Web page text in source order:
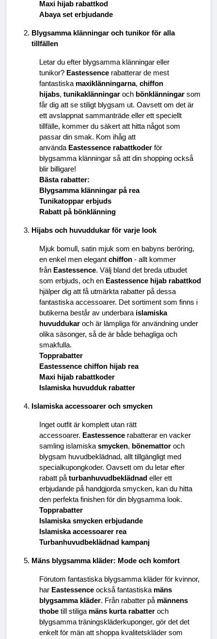
Maxi hijab rabattkod
Abaya set erbjudande
Blygsamma klänningar och tunikor för alla
tillfällen
Letar du efter blygsamma klänningar eller
tunikor? Eastessence rabatterar de mest
fantastiska maxiklänningarna, chiffon
hijabs, tunikaklänningar och bönklänningar som
får dig att se stiligt blygsam ut. Oavsett om det är
ett avslappnat sammanträde eller ett speciellt
tillfälle, kommer du säkert att hitta något som
passar din smak. Kom ihåg att
använda Eastessence rabattkoder för
blygsamma klänningar så att din shopping också
blir billigare!
Bästa rabatter:
Blygsamma klänningar på rea
Tunikatoppar erbjuds
Rabatt på bönklänning
Hijabs och huvuddukar för varje look
Mjuk bomull, satin mjuk som en babyns beröring,
en enkel men elegant chiffon - allt kommer
från Eastessence. Välj bland det breda utbudet
som erbjuds, och en Eastessence hijab rabattkod
hjälper dig att få utmärkta rabatter på dessa
fantastiska accessoarer. Det sortiment som finns i
butikerna består av underbara islamiska
huvuddukar och är lämpliga för användning under
olika säsonger, så de är både behagliga och
smakfulla.
Topprabatter
Eastessence chiffon hijab rea
Maxi hijab rabattkoder
Islamiska huvudduk rabatter
Islamiska accessoarer och smycken
Inget outfit är komplett utan rätt
accessoarer. Eastessence rabatterar en vacker
samling islamiska smycken, bönemattor och
blygsam huvudbeklädnad, allt tillgängligt med
specialkupongkoder. Oavsett om du letar efter
rabatt på turbanhuvudbeklädnad eller ett
erbjudande på handgjorda smycken, kan du hitta
den perfekta finishen för din blygsamma look.
Topprabatter
Islamiska smycken erbjudande
Islamiska accessoarer rea
Turbanhuvudbeklädnad kampanj
Mäns blygsamma kläder: Mode och komfort
Förutom fantastiska blygsamma kläder för kvinnor,
har Eastessence också fantastiska mäns
blygsamma kläder. Från rabatter på männens
thobe till stiliga mäns kurta rabatter och
blygsamma träningskläderkuponger, gör det det
enkelt för män att shoppa kvalitetskläder som